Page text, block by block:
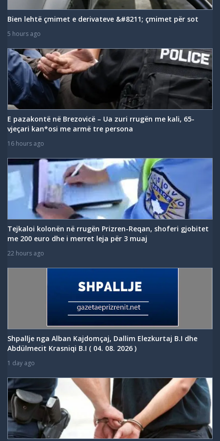
Bien lehtë çmimet e derivateve &#8211; çmimet për sot
5 hours ago
E pazakontë në Brezovicë – Ua zuri rrugën me kali, 65-
vjeçari kan*osi me armë tre persona
16 hours ago
Tejkaloi kolonën në rrugën Prizren-Reqan, shoferi gjobitet
me 200 euro dhe i merret leja për 3 muaj
22 hours ago
Shpallje nga Alban Kajdomçaj, Dallim Elezkurtaj B.I dhe
Abdülmecit Krasniqi B.I ( 04. 08. 2026 )
1 day ago